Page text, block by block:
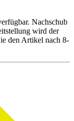
Nachschub
wird der
den Artikel nach 8-